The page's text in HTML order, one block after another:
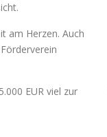
am Herzen. Auch
EUR viel zur